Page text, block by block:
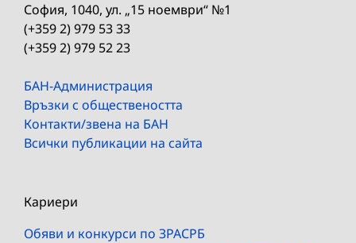
София, 1040, ул. „15 ноември“ №1
(+359 2) 979 53 33
(+359 2) 979 52 23
БАН-Администрация
Връзки с обществеността
Контакти/звена на БАН
Всички публикации на сайта
Кариери
Обяви и конкурси по ЗРАСРБ